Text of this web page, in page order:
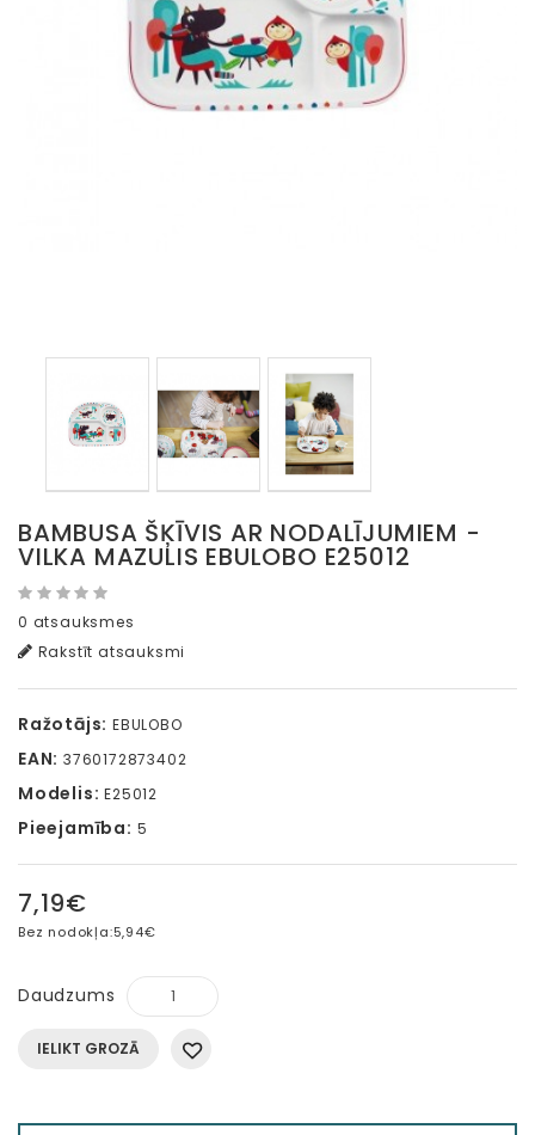
BAMBUSA ŠĶĪVIS AR NODALĪJUMIEM -
VILKA MAZULIS EBULOBO E25012
0 atsauksmes
Rakstīt atsauksmi
Ražotājs: EBULOBO
EAN: 3760172873402
Modelis: E25012
Pieejamība: 5
7,19€
Bez nodokļa:5,94€
Daudzums
IELIKT GROZĀ